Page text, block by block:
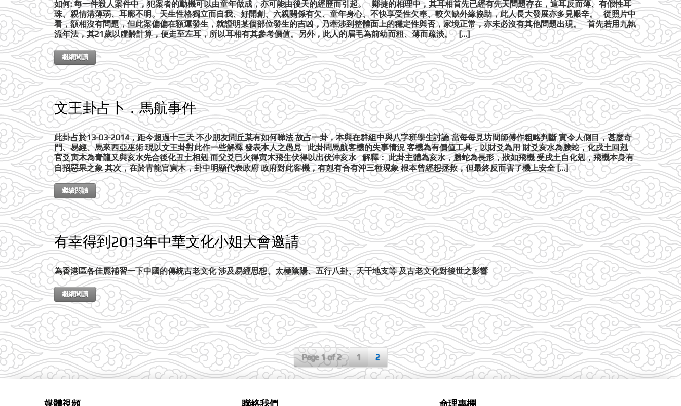
如何: 每一件殺人案件中，犯案者的動機可以由童年做成，亦可能由後天的經歷而引起。 鄭捷的相理中，其耳相首先已經有先天問題存在，這耳反而薄、有假性耳
珠、親情溝薄弱、耳廓不明。天生性格獨立而自我、好開創、六親關係有欠、童年身心、不快享受性欠奉、較欠缺外緣協助，此人長大發展亦多見艱辛。 從照片中
看，額相沒有問題，但此案偏偏在額運發生，就證明某個部位發生的吉凶，乃牽涉到整體面上的穩定性與否，家境正常，亦未必沒有其他問題出現。 首先若用九執
流年法，其21歲以虛齡計算，便走至左耳，所以耳相有其參考價值。另外，此人的眉毛為前幼而粗、薄而疏淡。 […]
繼續閱讀
文王卦占卜．馬航事件
此卦占於13-03-2014，距今超過十三天 不少朋友問丘某有如何睇法 故占一卦，本與在群組中與八字班學生討論 當每每見坊間師傅作粗略判斷 實令人側目，甚麼奇
門、易經、馬來西亞巫術 現以文王卦對此作一些解釋 發表本人之愚見 此卦問馬航客機的失事情況 客機為有價值工具，以財爻為用 財爻亥水為螣蛇，化戌土回剋
官爻寅木為青龍又與亥水先合後化丑土相剋 而父爻巳火得寅木飛生伏得以出伏沖亥水 解釋： 此卦主體為亥水，螣蛇為長形，狀如飛機 受戌土自化剋，飛機本身有
自招惡果之象 其次，在於青龍官寅木，卦中明顯代表政府 政府對此客機，有剋有合有沖三種現象 根本曾經想拯救，但最終反而害了機上安全 […]
繼續閱讀
有幸得到2013年中華文化小姐大會邀請
為香港區各佳麗補習一下中國的傳統古老文化 涉及易經思想、太極陰陽、五行八卦、天干地支等 及古老文化對後世之影響
繼續閱讀
Page 1 of 2 1 2
媒體視頻 聯絡我們 命理專欄